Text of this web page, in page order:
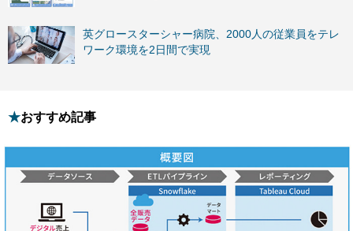
英グロースターシャー病院、2000人の従業員をテレ
ワーク環境を2日間で実現
おすすめ記事